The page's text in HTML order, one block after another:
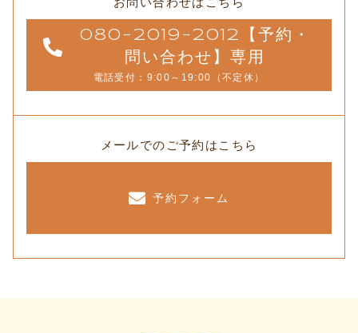
080-2019-2012【予約・
問い合わせ】専用
電話受付：9:00～19:00（不定休）
メールでのご予約はこちら
予約フォーム